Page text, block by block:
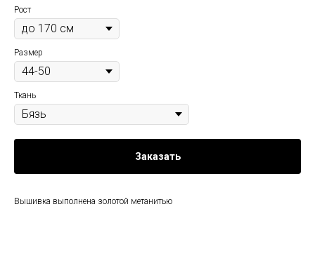
Рост
Размер
Ткань
Заказать
Вышивка выполнена золотой метанитью